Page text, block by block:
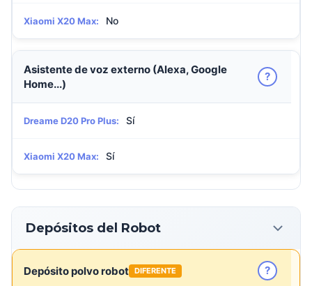
Xiaomi X20 Max: No
Asistente de voz externo (Alexa, Google
Home...)
?
Dreame D20 Pro Plus: Sí
Xiaomi X20 Max: Sí
Depósitos del Robot
Depósito polvo robot DIFERENTE ?